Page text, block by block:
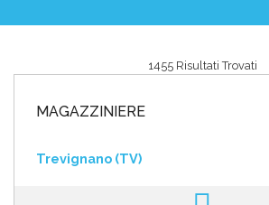
1455 Risultati Trovati
MAGAZZINIERE
Trevignano (TV)